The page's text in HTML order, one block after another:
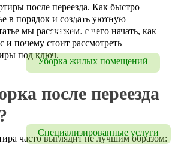
Промышленный
альпинизм
Уборка жилых помещений
Уборка квартир
Специализированные услуги
после переезда. Как быстро
в порядок и создать уютную
мы расскажем, с чего начать, как
и почему стоит рассмотреть
под ключ.
после переезда
часто выглядит не лучшим образом: